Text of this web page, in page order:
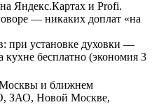
Яндекс.Картах и Profi.
— никаких доплат «на
при установке духовки —
кухне бесплатно (экономия 3
Москвы и ближнем
ЗАО, Новой Москве,